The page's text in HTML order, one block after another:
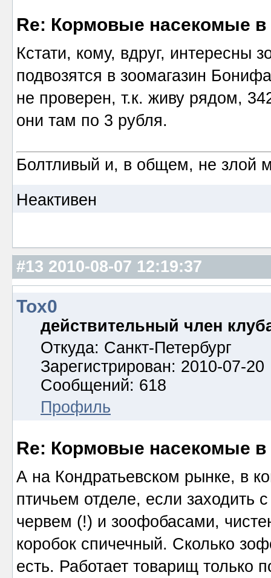
Re: Кормовые насекомые в
Кстати, кому, вдруг, интересны
подвозятся в зоомагазин
не проверен, т.к. живу рядом,
они там по 3 рубля.
Болтливый и, в общем, не злой
Неактивен
#13 2010-08-07 12:19:37
Tox0
действительный член
Откуда: Санкт-Петербург
Зарегистрирован: 2010-07-20
Сообщений: 618
Профиль
Re: Кормовые насекомые в
А на Кондратьевском рынке, в
птичьем отделе, если заходить
червем (!) и зоофобасами,
коробок спичечный. Сколько
есть. Работает товарищ